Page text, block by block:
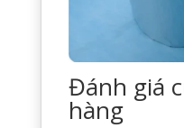
Đánh giá
hàng